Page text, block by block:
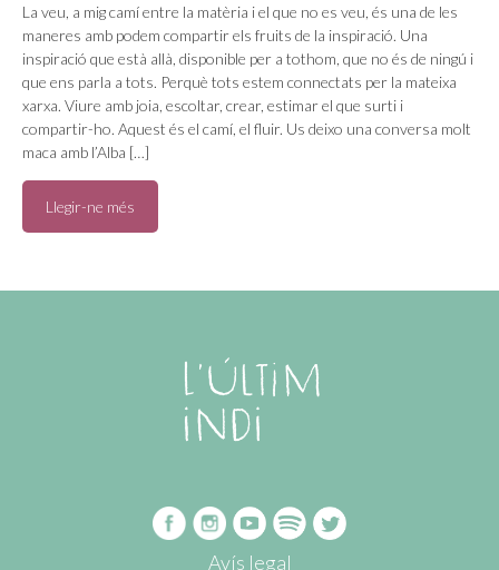
La veu, a mig camí entre la matèria i el que no es veu, és una de les
maneres amb podem compartir els fruits de la inspiració. Una
inspiració que està allà, disponible per a tothom, que no és de ningú i
que ens parla a tots. Perquè tots estem connectats per la mateixa
xarxa. Viure amb joia, escoltar, crear, estimar el que surti i
compartir-ho. Aquest és el camí, el fluir. Us deixo una conversa molt
maca amb l’Alba […]
Llegir-ne més
Avís legal